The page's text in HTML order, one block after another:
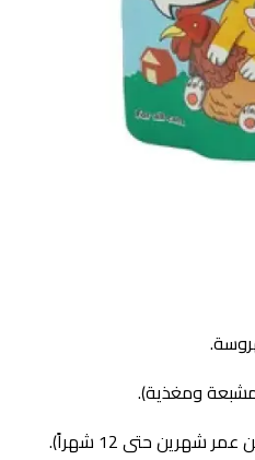
شهرين حتى 12 شهراً).